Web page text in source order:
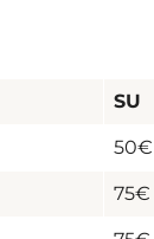
SU
50€
75€